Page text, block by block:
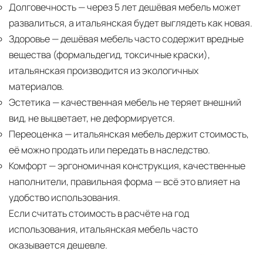
Долговечность— через 5 лет дешёвая мебель может
развалиться, а итальянская будет выглядеть как новая.
Здоровье— дешёвая мебель часто содержит вредные
вещества (формальдегид, токсичные краски),
итальянская производится из экологичных
материалов.
Эстетика — качественная мебель не теряет внешний
вид, не выцветает, не деформируется.
Переоценка — итальянская мебель держит стоимость,
её можно продать или передать в наследство.
Комфорт— эргономичная конструкция, качественные
наполнители, правильная форма — всё это влияет на
удобство использования.
Если считать стоимость в расчёте на год
использования, итальянская мебель часто
оказывается дешевле.